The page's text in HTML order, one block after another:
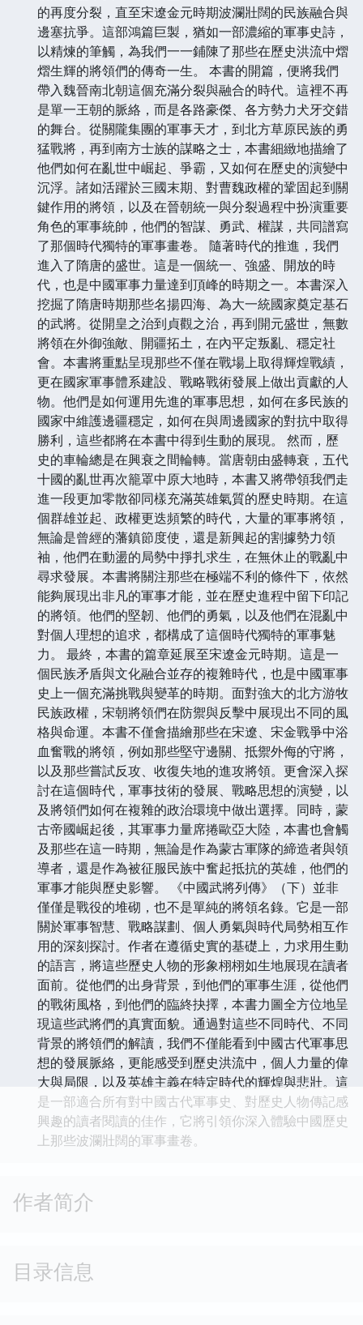
的再度分裂，直至宋遼金元時期波瀾壯闊的民族融合與
邊塞抗爭。這部鴻篇巨製，猶如一部濃縮的軍事史詩，
以精煉的筆觸，為我們一一鋪陳了那些在歷史洪流中熠
熠生輝的將領們的傳奇一生。 本書的開篇，便將我們
帶入魏晉南北朝這個充滿分裂與融合的時代。這裡不再
是單一王朝的脈絡，而是各路豪傑、各方勢力犬牙交錯
的舞台。從關隴集團的軍事天才，到北方草原民族的勇
猛戰將，再到南方士族的謀略之士，本書細緻地描繪了
他們如何在亂世中崛起、爭霸，又如何在歷史的演變中
沉浮。諸如活躍於三國末期、對曹魏政權的鞏固起到關
鍵作用的將領，以及在晉朝統一與分裂過程中扮演重要
角色的軍事統帥，他們的智謀、勇武、權謀，共同譜寫
了那個時代獨特的軍事畫卷。 隨著時代的推進，我們
進入了隋唐的盛世。這是一個統一、強盛、開放的時
代，也是中國軍事力量達到頂峰的時期之一。本書深入
挖掘了隋唐時期那些名揚四海、為大一統國家奠定基石
的武將。從開皇之治到貞觀之治，再到開元盛世，無數
將領在外御強敵、開疆拓土，在內平定叛亂、穩定社
會。本書將重點呈現那些不僅在戰場上取得輝煌戰績，
更在國家軍事體系建設、戰略戰術發展上做出貢獻的人
物。他們是如何運用先進的軍事思想，如何在多民族的
國家中維護邊疆穩定，如何在與周邊國家的對抗中取得
勝利，這些都將在本書中得到生動的展現。 然而，歷
史的車輪總是在興衰之間輪轉。當唐朝由盛轉衰，五代
十國的亂世再次籠罩中原大地時，本書又將帶領我們走
進一段更加零散卻同樣充滿英雄氣質的歷史時期。在這
個群雄並起、政權更迭頻繁的時代，大量的軍事將領，
無論是曾經的藩鎮節度使，還是新興起的割據勢力領
袖，他們在動盪的局勢中掙扎求生，在無休止的戰亂中
尋求發展。本書將關注那些在極端不利的條件下，依然
能夠展現出非凡的軍事才能，並在歷史進程中留下印記
的將領。他們的堅韌、他們的勇氣，以及他們在混亂中
對個人理想的追求，都構成了這個時代獨特的軍事魅
力。 最終，本書的篇章延展至宋遼金元時期。這是一
個民族矛盾與文化融合並存的複雜時代，也是中國軍事
史上一個充滿挑戰與變革的時期。面對強大的北方游牧
民族政權，宋朝將領們在防禦與反擊中展現出不同的風
格與命運。本書不僅會描繪那些在宋遼、宋金戰爭中浴
血奮戰的將領，例如那些堅守邊關、抵禦外侮的守將，
以及那些嘗試反攻、收復失地的進攻將領。更會深入探
討在這個時代，軍事技術的發展、戰略思想的演變，以
及將領們如何在複雜的政治環境中做出選擇。同時，蒙
古帝國崛起後，其軍事力量席捲歐亞大陸，本書也會觸
及那些在這一時期，無論是作為蒙古軍隊的締造者與領
導者，還是作為被征服民族中奮起抵抗的英雄，他們的
軍事才能與歷史影響。 《中國武將列傳》（下）並非
僅僅是戰役的堆砌，也不是單純的將領名錄。它是一部
關於軍事智慧、戰略謀劃、個人勇氣與時代局勢相互作
用的深刻探討。作者在遵循史實的基礎上，力求用生動
的語言，將這些歷史人物的形象栩栩如生地展現在讀者
面前。從他們的出身背景，到他們的軍事生涯，從他們
的戰術風格，到他們的臨終抉擇，本書力圖全方位地呈
現這些武將們的真實面貌。通過對這些不同時代、不同
背景的將領們的解讀，我們不僅能看到中國古代軍事思
想的發展脈絡，更能感受到歷史洪流中，個人力量的偉
大與局限，以及英雄主義在特定時代的輝煌與悲壯。這
是一部適合所有對中國古代軍事史、對歷史人物傳記感
興趣的讀者閱讀的佳作，它將引領你深入體驗中國歷史
上那些波瀾壯闊的軍事畫卷。
作者简介
目录信息